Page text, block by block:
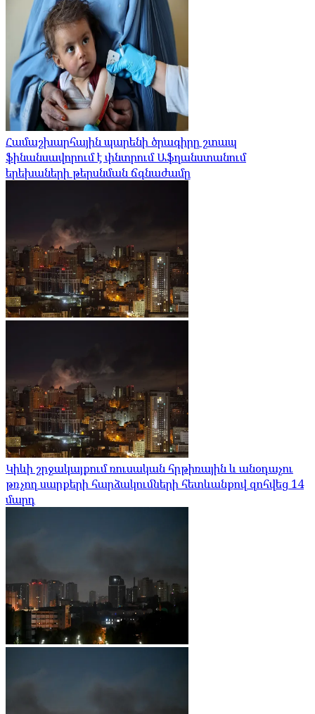
Համաշխարհային պարենի ծրագիրը շտապ
ֆինանսավորում է փնտրում Աֆղանստանում
երեխաների թերսնման ճգնաժամը
Կիևի շրջակայքում ռուսական հրթիռային և անօդաչու
թռչող սարքերի հարձակումների հետևանքով զոհվեց 14
մարդ